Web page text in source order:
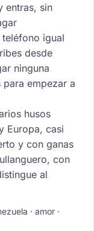
entras, sin
teléfono igual
desde
ninguna
empezar a
husos
Europa, casi
y con ganas
con
al
· amor ·